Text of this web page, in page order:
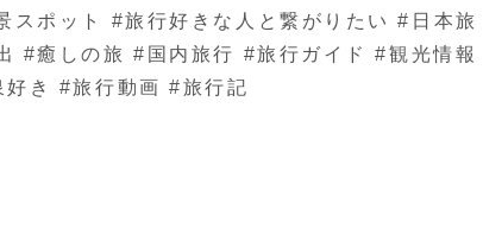
ポット #旅行好きな人と繋がりたい #日本旅
#癒しの旅 #国内旅行 #旅行ガイド #観光情報
き #旅行動画 #旅行記